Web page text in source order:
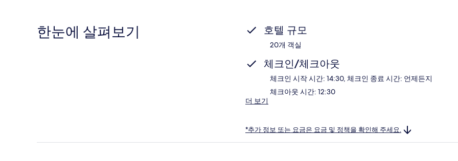
한눈에 살펴보기 호텔 규모
20개 객실
체크인/체크아웃
체크인 시작 시간: 14:30, 체크인 종료 시간: 언제든지
체크아웃 시간: 12:30
더 보기
*추가 정보 또는 요금은 요금 및 정책을 확인해 주세요.